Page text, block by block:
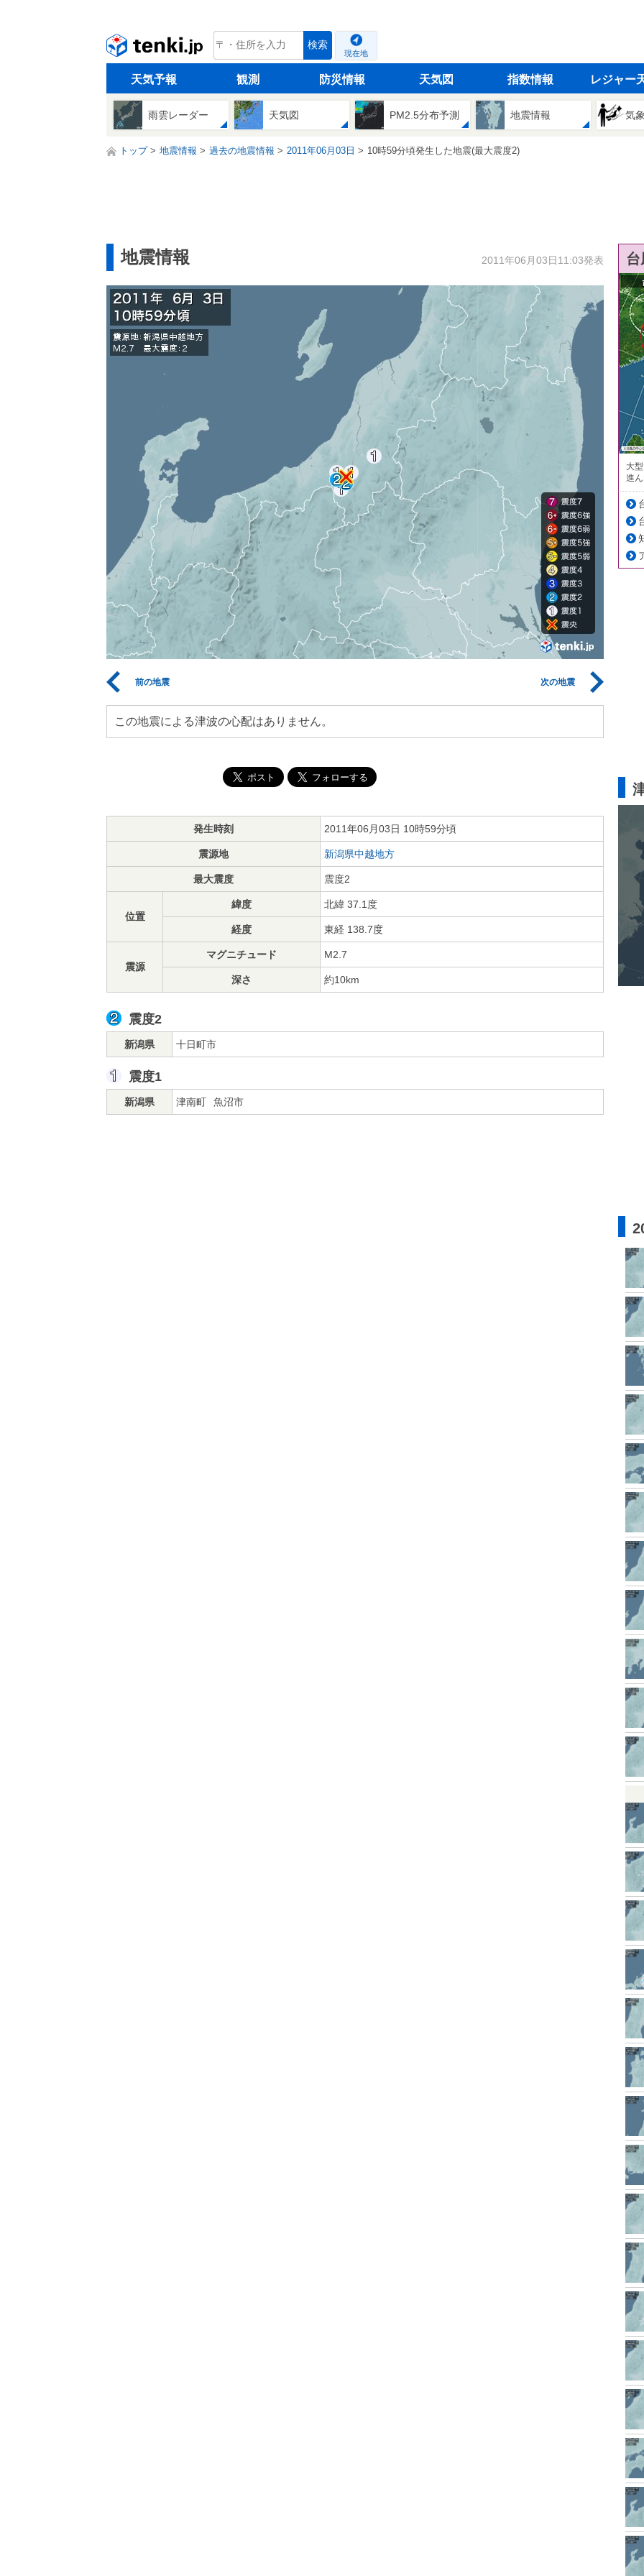
tenki.jp 検索
現在地
天気予報 観測 防災情報 天気図 指数情報 レジャー
雨雲レーダー 天気図 PM2.5分布予測 地震情報 気
トップ 地震情報 過去の地震情報 2011年06月03日 10時59分頃発生した地震(最大震度2)
地震情報 2011年06月03日11:03発表
前の地震 次の地震
この地震による津波の心配はありません。
発生時刻 2011年06月03日 10時59分頃
震源地 新潟県中越地方
最大震度 震度2
位置
緯度 北緯 37.1度
経度 東経 138.7度
震源
マグニチュード M2.7
深さ 約10km
震度2
新潟県 十日町市
震度1
新潟県 津南町 魚沼市
大
進